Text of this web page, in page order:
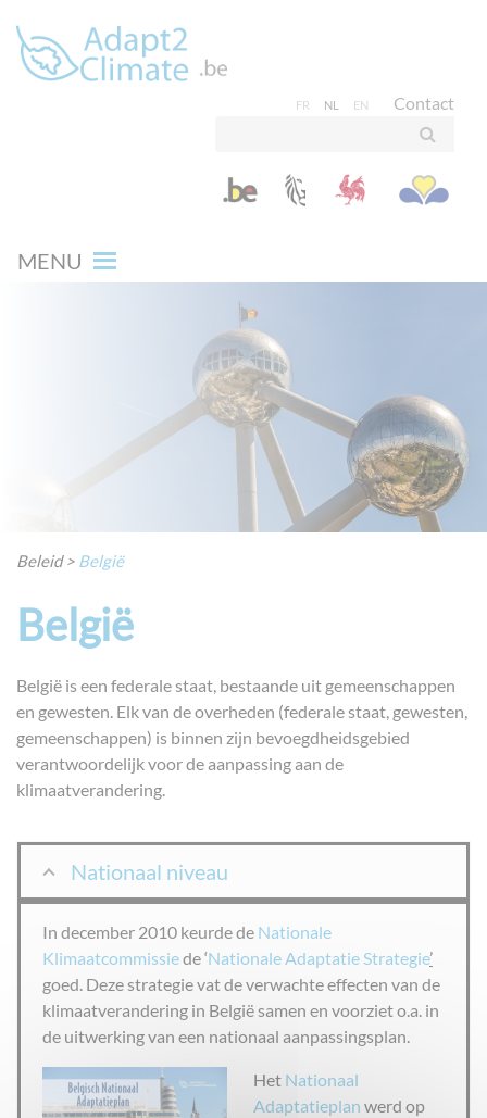
FR NL EN Contact
MENU
Beleid> België
België
België is een federale staat, bestaande uit gemeenschappen
en gewesten. Elk van de overheden (federale staat, gewesten,
gemeenschappen) is binnen zijn bevoegdheidsgebied
verantwoordelijk voor de aanpassing aan de
klimaatverandering.
Nationaal niveau
In december 2010 keurde de Nationale
Klimaatcommissiede ‘Nationale Adaptatie Strategie’
goed. Deze strategie vat de verwachte effecten van de
klimaatverandering in België samen en voorziet o.a. in
de uitwerking van een nationaal aanpassingsplan.
Het Nationaal
Adaptatieplan werd op